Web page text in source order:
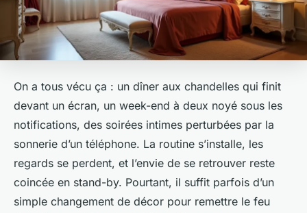
On a tous vécu ça : un dîner aux chandelles qui finit
devant un écran, un week-end à deux noyé sous les
notifications, des soirées intimes perturbées par la
sonnerie d’un téléphone. La routine s’installe, les
regards se perdent, et l’envie de se retrouver reste
coincée en stand-by. Pourtant, il suffit parfois d’un
simple changement de décor pour remettre le feu